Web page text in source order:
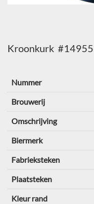
Kroonkurk #14955
Nummer
Brouwerij
Omschrijving
Biermerk
Fabrieksteken
Plaatsteken
Kleur rand